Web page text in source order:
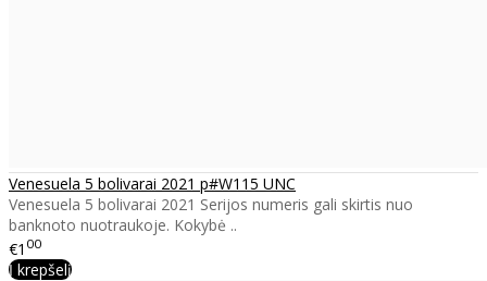
Venesuela 5 bolivarai 2021 p#W115 UNC
Venesuela 5 bolivarai 2021 Serijos numeris gali skirtis nuo
banknoto nuotraukoje. Kokybė ..
€1 00
Į krepšelį